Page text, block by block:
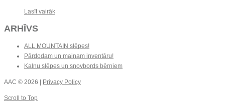
Lasīt vairāk
ARHĪVS
ALL MOUNTAIN slēpes!
Pārdodam un mainam inventāru!
Kalnu slēpes un snovbords bērniem
AAC © 2026 | Privacy Policy
Scroll to Top